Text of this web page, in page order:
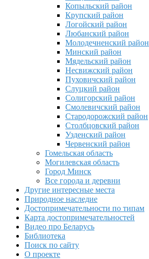
Копыльский район
Крупский район
Логойский район
Любанский район
Молодечненский район
Минский район
Мядельский район
Несвижский район
Пуховичский район
Слуцкий район
Солигорский район
Смолевичский район
Стародорожский район
Столбцовский район
Узденский район
Червенский район
Гомельская область
Могилевская область
Город Минск
Все города и деревни
Другие интересные места
Природное наследие
Достопримечательности по типам
Карта достопримечательностей
Видео про Беларусь
Библиотека
Поиск по сайту
О проекте